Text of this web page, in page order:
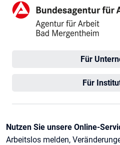
Agentur für
Für
Für
Nutzen Sie unsere Online-
Arbeitslos melden,